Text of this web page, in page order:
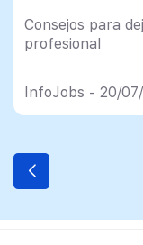
Consejos para
profesional
InfoJobs - 20/